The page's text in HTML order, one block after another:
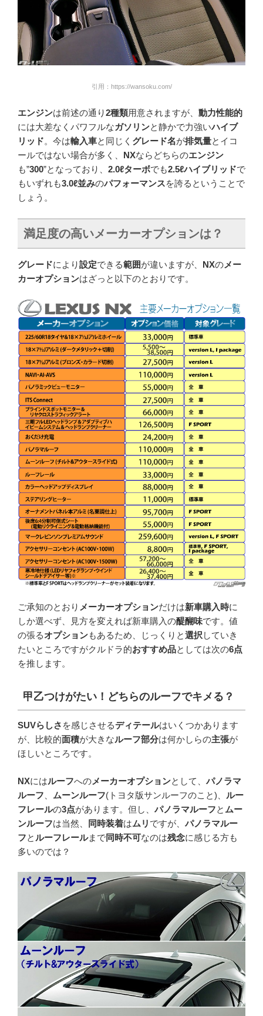
引用：https://wansoku.com/
エンジンは前述の通り2種類用意されますが、 動力性能的
には大差なくパワフルなガソリンと静かで力強いハイブ
リッド。今は輸入車と同じく グレード名が排気量とイコ
ールではない場合が多く、 NXならどちらのエンジン
も”300”となっており、 2.0ℓターボでも2.5ℓハイブリッドで
もいずれも3.0ℓ並みのパフォーマンスを誇るということで
しょう。
満足度の高いメーカーオプションは？
グレードにより設定できる範囲が違いますが、 NXのメー
カーオプションはざっと以下のとおりです。
ご承知のとおり メーカーオプションだけは新車購入時に
しか選べず、見方を変えれば新車購入の醍醐味です。値
の張るオプションもあるため、じっくりと選択 していき
たいところですがクルドラ的おすすめ品としては次の6点
を推します。
甲乙つけがたい！どちらのルーフでキメる？
SUVらしさ を感じさせるディテールはいくつかあります
が、比較的面積が大きなルーフ部分は何かしらの主張が
ほしいところです。
NXにはルーフへのメーカーオプションとして、 パノラマ
ルーフ
ムーンルーフ(トヨタ版サンルーフのこと)、 ルー
フレールの3点があります。但し、 パノラマルーフと ムー
ンルーフは当然、 同時装着はムリ ですが、 パノラマルー
フと ルーフレールまで同時不可なのは残念に感じる方も
多いのでは？